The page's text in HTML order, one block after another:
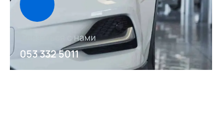
Связаться с нами
053 332 5011